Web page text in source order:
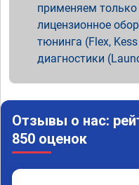
применяем
лицензионное
тюнинга (Flex,
диагностики
Отзывы о нас:
850 оценок